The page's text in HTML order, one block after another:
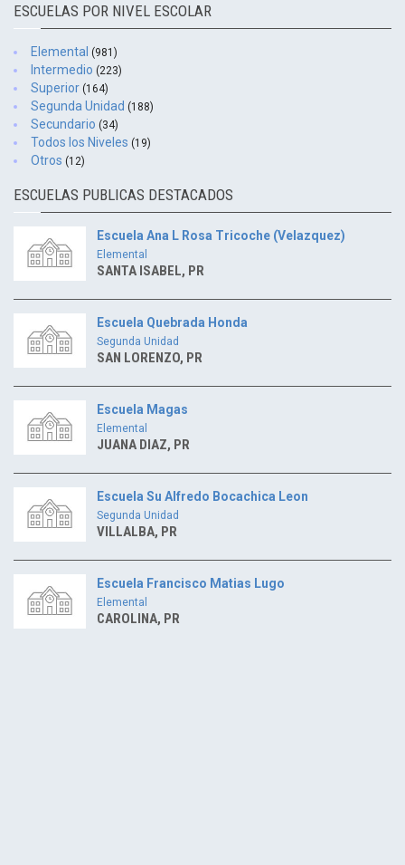
ESCUELAS POR NIVEL ESCOLAR
Elemental (981)
Intermedio (223)
Superior (164)
Segunda Unidad (188)
Secundario (34)
Todos los Niveles (19)
Otros (12)
ESCUELAS PUBLICAS DESTACADOS
Escuela Ana L Rosa Tricoche (Velazquez)
Elemental
SANTA ISABEL, PR
Escuela Quebrada Honda
Segunda Unidad
SAN LORENZO, PR
Escuela Magas
Elemental
JUANA DIAZ, PR
Escuela Su Alfredo Bocachica Leon
Segunda Unidad
VILLALBA, PR
Escuela Francisco Matias Lugo
Elemental
CAROLINA, PR